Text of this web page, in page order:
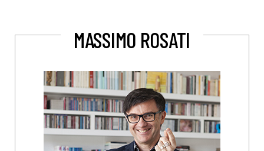
MASSIMO ROSATI